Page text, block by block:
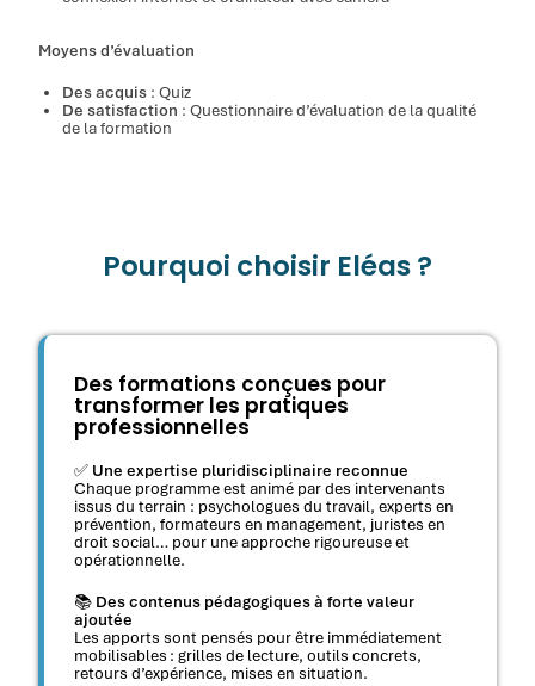
Moyens d’évaluation
Des acquis : Quiz
De satisfaction : Questionnaire d’évaluation de la qualité
de la formation
Pourquoi choisir Eléas ?
Des formations conçues pour
transformer les pratiques
professionnelles
✅ Une expertise pluridisciplinaire reconnue
Chaque programme est animé par des intervenants
issus du terrain : psychologues du travail, experts en
prévention, formateurs en management, juristes en
droit social… pour une approche rigoureuse et
opérationnelle.
📚 Des contenus pédagogiques à forte valeur
ajoutée
Les apports sont pensés pour être immédiatement
mobilisables : grilles de lecture, outils concrets,
retours d’expérience, mises en situation.